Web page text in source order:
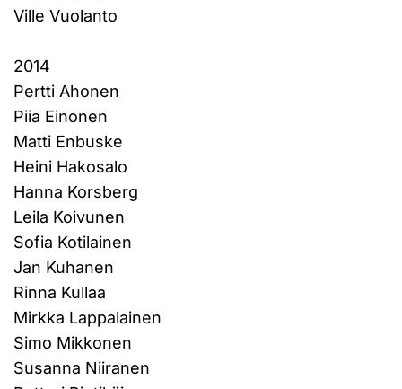
Ville Vuolanto
2014
Pertti Ahonen
Piia Einonen
Matti Enbuske
Heini Hakosalo
Hanna Korsberg
Leila Koivunen
Sofia Kotilainen
Jan Kuhanen
Rinna Kullaa
Mirkka Lappalainen
Simo Mikkonen
Susanna Niiranen